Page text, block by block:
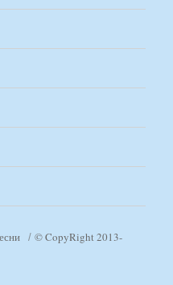
© CopyRight 2013-